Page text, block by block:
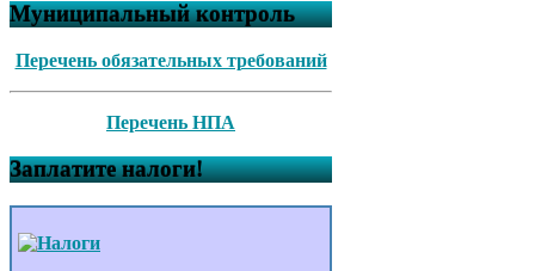
Муниципальный контроль
Перечень обязательных требований
Перечень НПА
Заплатите налоги!